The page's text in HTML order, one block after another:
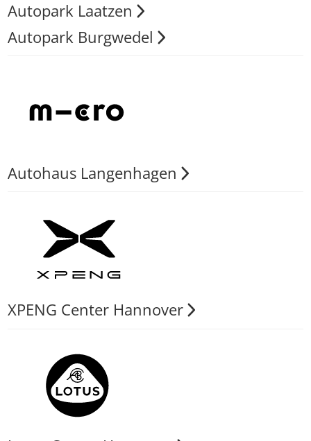
Autopark Laatzen
Autopark Burgwedel
Autohaus Langenhagen
XPENG Center Hannover